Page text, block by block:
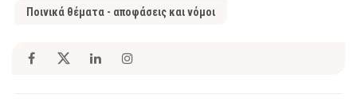
Ποινικά θέματα - αποφάσεις και νόμοι